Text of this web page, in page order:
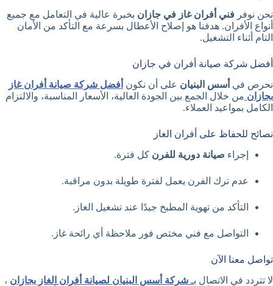
نحن نوفر فني أفران غاز في جازان بخبرة عالية في التعامل مع جميع
أنواع الأفران. هدفنا هو إصلاح الأعطال بسرعة مع التأكد من الأمان
التام أثناء التشغيل.
أفضل شركة صيانة أفران في جازان
نحرص في أسس البنيان على أن نكون أفضل شركة صيانة أفران غاز
بجازان من خلال الجمع بين الجودة العالية، الأسعار المناسبة، والالتزام
الكامل بمواعيد العملاء.
نصائح للحفاظ على أفران الغاز
إجراء صيانة دورية للفرن كل فترة.
عدم ترك الفرن يعمل لفترة طويلة بدون مراقبة.
التأكد من تهوية المطبخ جيدًا عند تشغيل الغاز.
التواصل مع فني مختص فور ملاحظة أي رائحة غاز.
تواصل معنا الآن
لا تتردد في الاتصال بـ شركة أسس البنيان لصيانة أفران الغاز بجازان ،